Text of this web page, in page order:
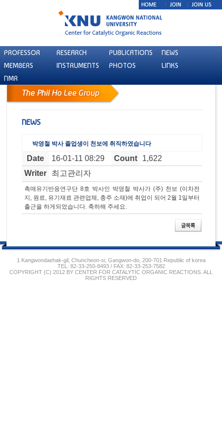
PROFESSOR RESEARCH PUBLICATIONS
NEWS
MEMBERS
INSTRUMENTS PHOTOS
LINKS
NMR
NEWS
박영철 박사 졸업생이 천보에 취직하였습니다
Date 16-01-11 08:29 Count
1,622
Writer
최고관리자
촉매유기반응연구단 8호 박사인 박영철 박사가 (주) 천보 (이차전
지, 원료, 유기재료 관련업체, 충주 소재)에 취업이 되어 2월 1일부터
출근을 하게되었습니다. 축하해 주세요.
1 Kangwondaehak-gil, Chuncheon-si, Gangwon-do, 200-701 Republic of korea
TEL: 82-33-250-8493 / FAX: 82-33-253-7582
COPYRIGHT (C) 2012 BY CENTER FOR CATALYTIC ORGANIC REACTIONS. ALL
RIGHTS RESERVED